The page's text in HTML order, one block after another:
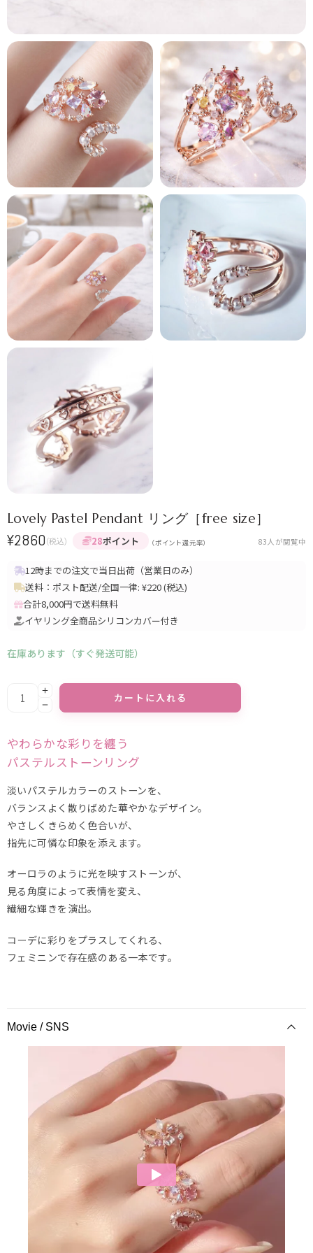
Lovely Pastel Pendant リング［free size］
¥2860 (税込) 28ポイント （ポイント還元率） 83人が閲覧中
12時までの注文で当日出荷（営業日のみ）
送料：ポスト配送/全国一律: ¥220 (税込)
合計8,000円で送料無料
イヤリング全商品シリコンカバー付き
在庫あります（すぐ発送可能）
カートに入れる
やわらかな彩りを纏う
パステルストーンリング
淡いパステルカラーのストーンを、
バランスよく散りばめた華やかなデザイン。
やさしくきらめく色合いが、
指先に可憐な印象を添えます。
オーロラのように光を映すストーンが、
見る角度によって表情を変え、
繊細な輝きを演出。
コーデに彩りをプラスしてくれる、
フェミニンで存在感のある一本です。
Movie / SNS